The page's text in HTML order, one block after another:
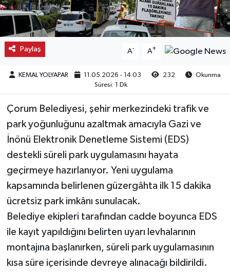
Paylaş A- A+
KEMAL YOLYAPAR 11.05.2026 - 14:03 232
Okunma
Süresi: 1 Dk
Çorum Belediyesi, şehir merkezindeki trafik ve
park yoğunluğunu azaltmak amacıyla Gazi ve
İnönü Elektronik Denetleme Sistemi (EDS)
destekli süreli park uygulamasını hayata
geçirmeye hazırlanıyor. Yeni uygulama
kapsamında belirlenen güzergâhta ilk 15 dakika
ücretsiz park imkânı sunulacak.
Belediye ekipleri tarafından cadde boyunca EDS
ile kayıt yapıldığını belirten uyarı levhalarının
montajına başlanırken, süreli park uygulamasının
kısa süre içerisinde devreye alınacağı bildirildi.
Kargı
Laçin
Mecitözü
Oğuzlar
Ortaköy
Osmancık
Sungurlu
Uğurludağ
Sağlık